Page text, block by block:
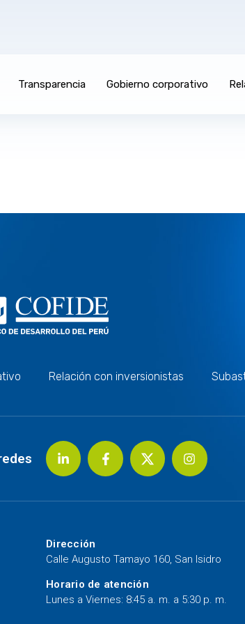
Transparencia Gobierno corporativo
Relación con inversionistas
Dirección
Calle Augusto Tamayo 160, San Isidro
Horario de atención
Lunes a Viernes: 8:45 a. m. a 5:30 p. m.